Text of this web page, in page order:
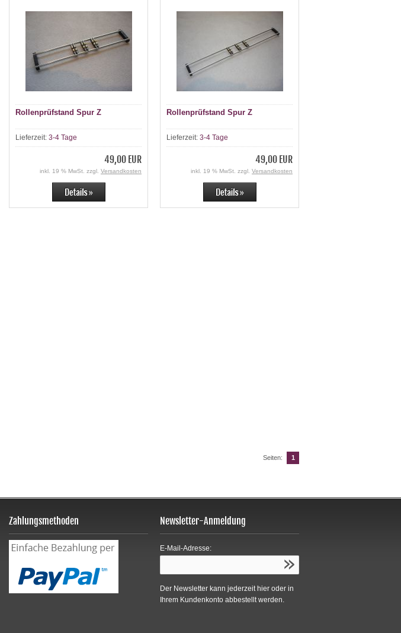
Rollenprüfstand Spur Z
Lieferzeit: 3-4 Tage
49,00 EUR
inkl. 19 % MwSt. zzgl. Versandkosten
Rollenprüfstand Spur Z
Lieferzeit: 3-4 Tage
49,00 EUR
inkl. 19 % MwSt. zzgl. Versandkosten
Seiten: 1
Zahlungsmethoden Newsletter-Anmeldung
E-Mail-Adresse:
Der Newsletter kann jederzeit hier oder in
Ihrem Kundenkonto abbestellt werden.